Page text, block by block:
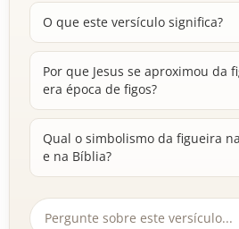
O que este versículo significa?
Por que Jesus se aproximou da
era época de figos?
Qual o simbolismo da figueira
e na Bíblia?